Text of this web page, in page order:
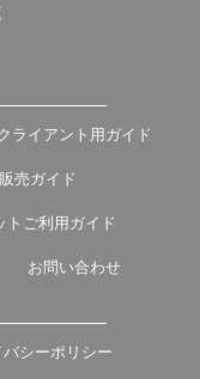
ライアント用ガイド
売ガイド
トご利用ガイド
お問い合わせ
バシーポリシー